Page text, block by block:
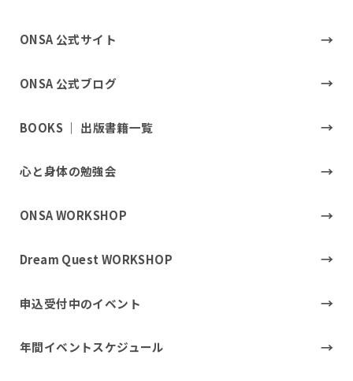
ONSA 公式サイト
ONSA 公式ブログ
BOOKS ｜ 出版書籍一覧
心と身体の勉強会
ONSA WORKSHOP
Dream Quest WORKSHOP
申込受付中のイベント
年間イベントスケジュール